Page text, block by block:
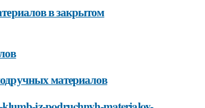
в закрытом
материалов